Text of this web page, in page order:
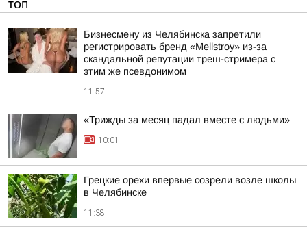
ТОП
Бизнесмену из Челябинска запретили
регистрировать бренд «Mellstroy» из-за
скандальной репутации треш-стримера с
этим же псевдонимом
11:57
«Трижды за месяц падал вместе с людьми»
10:01
Грецкие орехи впервые созрели возле школы
в Челябинске
11:38